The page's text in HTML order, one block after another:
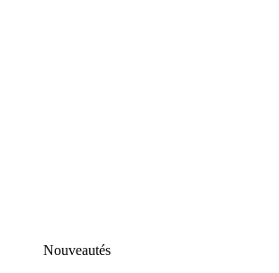
Nouveautés